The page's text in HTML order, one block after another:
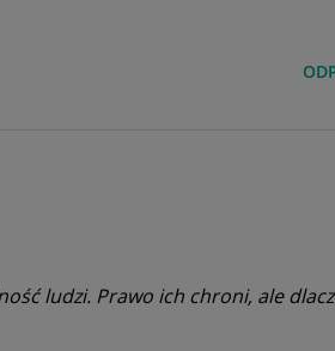
ludzi. Prawo ich chroni, ale